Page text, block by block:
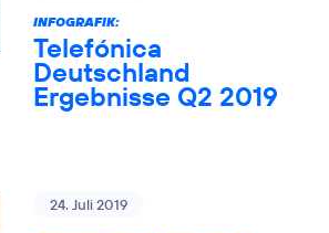
INFOGRAFIK:
Telefónica
Deutschland
Ergebnisse Q2 2019
24. Juli 2019